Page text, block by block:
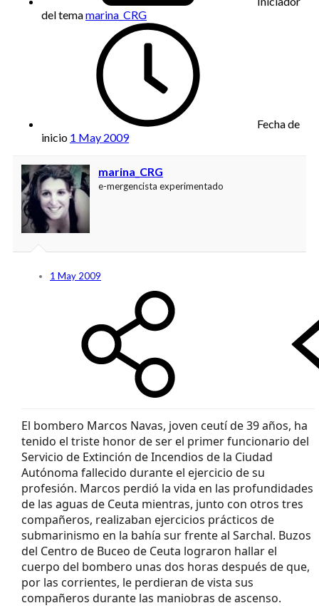
del temamarina_CRG
Fecha de
inicio 1 May 2009
marina_CRG
e-mergencista experimentado
1 May 2009
El bombero Marcos Navas, joven ceutí de 39 años, ha
tenido el triste honor de ser el primer funcionario del
Servicio de Extinción de Incendios de la Ciudad
Autónoma fallecido durante el ejercicio de su
profesión. Marcos perdió la vida en las profundidades
de las aguas de Ceuta mientras, junto con otros tres
compañeros, realizaban ejercicios prácticos de
submarinismo en la bahía sur frente al Sarchal. Buzos
del Centro de Buceo de Ceuta lograron hallar el
cuerpo del bombero unas dos horas después de que,
por las corrientes, le perdieran de vista sus
compañeros durante las maniobras de ascenso.